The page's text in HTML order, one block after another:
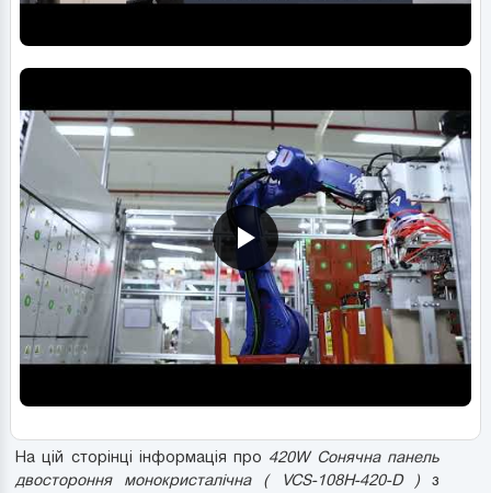
На цій сторінці інформація про 420W Сонячна панель
двостороння монокристалічна ( VCS-108H-420-D )з